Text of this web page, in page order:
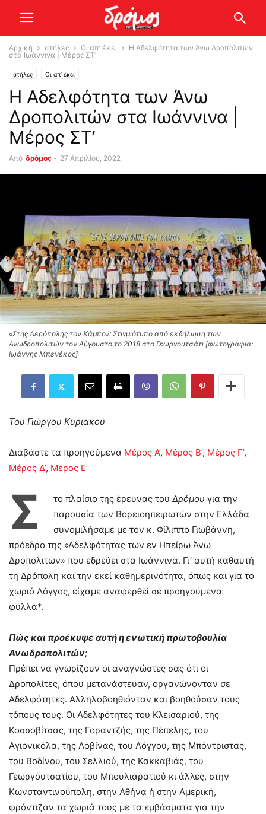
Αρχική στήλες Οι απ’ έκει
Η Αδελφότητα των Άνω Δροπολιτών
στα Ιωάννινα | Μέρος ΣΤ’
στήλες Οι απ’ έκει
Η Αδελφότητα των Άνω
Δροπολιτών στα Ιωάννινα |
Μέρος ΣΤ’
Από δρόμος - 27 Απριλίου, 2022
«Στης Δερόπολης τον Κάμπο»: Στιγμιότυπο από εκδήλωση των
Ανωδροπολιτών τον Αύγουστο το 2018 στο Γεωργουτσάτι [φωτογραφία:
Ιωάννης Μπενέκος]
Του Γιώργου Κυριακού
Διαβάστε τα προηγούμενα Μέρος Α’, Μέρος Β’, Μέρος Γ’,
Μέρος Δ’, Μέρος Ε’
Σ το πλαίσιο της έρευνας του Δρόμου για την
παρουσία των Βορειοηπειρωτών στην Ελλάδα
συνομιλήσαμε με τον κ. Φίλιππο Γιωβάννη,
πρόεδρο της «Αδελφότητας των εν Ηπείρω Άνω
Δροπολιτών» που εδρεύει στα Ιωάννινα. Γι’ αυτή καθαυτή
τη Δρόπολη και την εκεί καθημερινότητα, όπως και για το
χωριό Λόγγος, είχαμε αναφερθεί σε προηγούμενα
φύλλα*.
Πώς και προέκυψε αυτή η ενωτική πρωτοβουλία
Ανωδροπολιτών;
Πρέπει να γνωρίζουν οι αναγνώστες σας ότι οι
Δροπολίτες, όπου μετανάστευαν, οργανώνονταν σε
Αδελφότητες. Αλληλοβοηθιόνταν και βοηθούσαν τους
τόπους τους. Οι Αδελφότητες του Κλεισαριού, της
Κοσσοβίτσας, της Γοραντζής, της Πέπελης, του
Αγιονικόλα, της Λοβίνας, του Λόγγου, της Μπόντριστας,
του Βοδίνου, του Σελλιού, της Κακκαβιάς, του
Γεωργουτσατίου, του Μπουλιαρατιού κι άλλες, στην
Κωνσταντινούπολη, στην Αθήνα ή στην Αμερική,
φρόντιζαν τα χωριά τους με τα εμβάσματα για την